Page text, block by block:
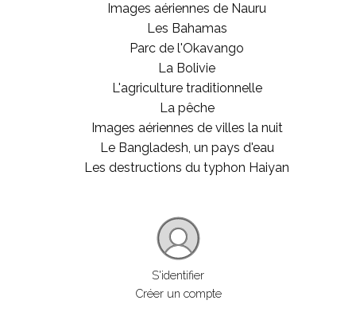
Images aériennes de Nauru
Les Bahamas
Parc de l'Okavango
La Bolivie
L'agriculture traditionnelle
La pêche
Images aériennes de villes la nuit
Le Bangladesh, un pays d'eau
Les destructions du typhon Haiyan
S'identifier
Créer un compte